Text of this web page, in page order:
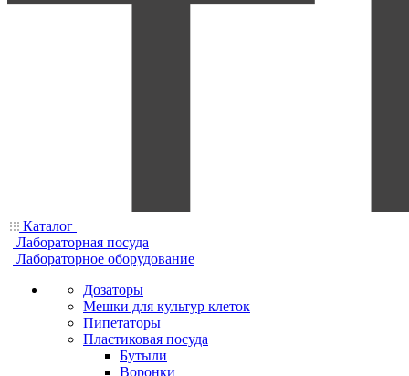
Каталог
Лабораторная посуда
Лабораторное оборудование
Дозаторы
Мешки для культур клеток
Пипетаторы
Пластиковая посуда
Бутыли
Воронки